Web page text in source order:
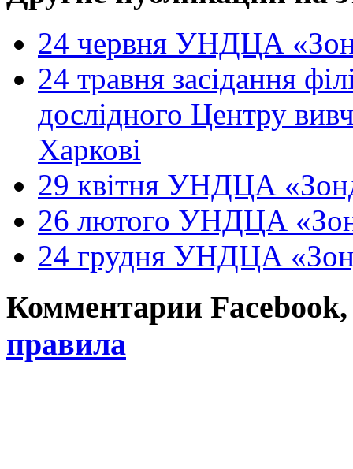
24 червня УНДЦА
24 травня засідання
дослідного Центру
Харкові
29 квітня УНДЦА
26 лютого УНДЦА
24 грудня УНДЦА
Комментарии
правила